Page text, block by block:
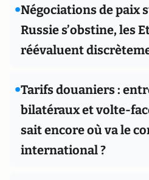
•Négociations de paix
Russie s’obstine, les
réévaluent
•Tarifs douaniers :
bilatéraux et volte-
sait encore où va le
international ?